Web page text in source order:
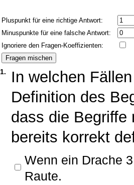
Pluspunkt für eine richtige Antwort:
Minuspunkte für eine falsche Antwort:
Ignoriere den Fragen-Koeffizienten:
1.
In welchen
Definition des
dass die Begriffe
bereits korrekt
Wenn ein Drache
Raute.